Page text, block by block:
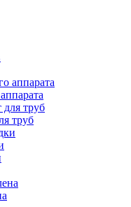
труб